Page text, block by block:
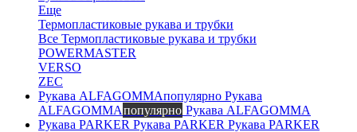
Еще
Термопластиковые рукава и трубки
Все Термопластиковые рукава и трубки
POWERMASTER
VERSO
ZEC
Рукава
ALFAGOMMAпопулярно Рукава ALFAGOMMA
Рукава PARKER Рукава PARKER